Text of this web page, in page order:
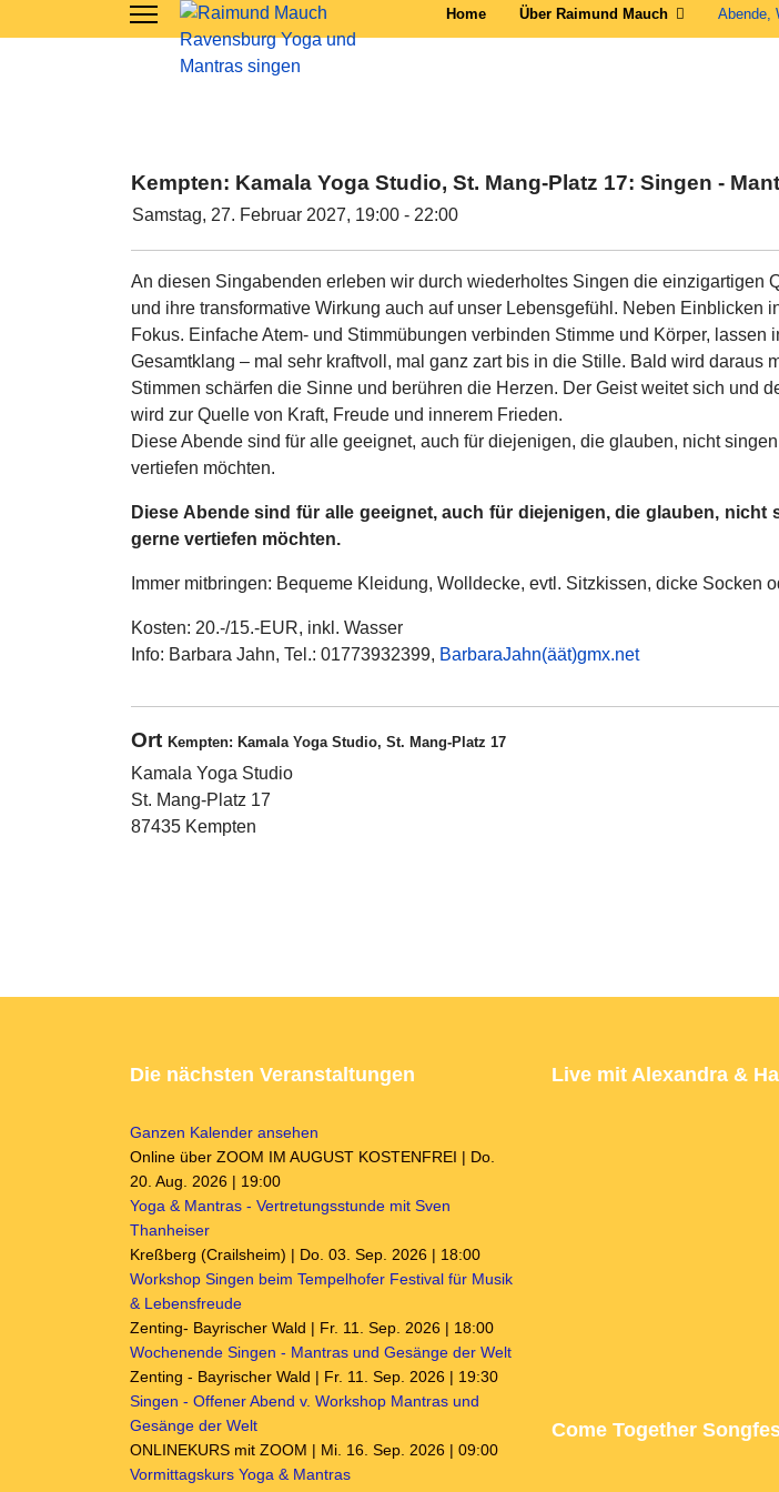
Home Über Raimund Mauch Abende,
Kempten: Kamala Yoga Studio, St. Mang-Platz 17: Singen -
Samstag, 27. Februar 2027, 19:00 - 22:00
An diesen Singabenden erleben wir durch wiederholtes Singen die einzigartigen
und ihre transformative Wirkung auch auf unser Lebensgefühl. Neben
Fokus. Einfache Atem- und Stimmübungen verbinden Stimme und Körper,
Gesamtklang – mal sehr kraftvoll, mal ganz zart bis in die Stille. Bald wird
Stimmen schärfen die Sinne und berühren die Herzen. Der Geist weitet sich und
wird zur Quelle von Kraft, Freude und innerem Frieden.
Diese Abende sind für alle geeignet, auch für diejenigen, die glauben, nicht
vertiefen möchten.
Diese Abende sind für alle geeignet, auch für diejenigen, die glauben,
gerne vertiefen möchten.
Immer mitbringen: Bequeme Kleidung, Wolldecke, evtl. Sitzkissen, dicke Socken
Kosten: 20.-/15.-EUR, inkl. Wasser
Info: Barbara Jahn, Tel.: 01773932399, BarbaraJahn(äät)gmx.net
Ort Kempten: Kamala Yoga Studio, St. Mang-Platz 17
Kamala Yoga Studio
St. Mang-Platz 17
87435 Kempten
Die nächsten Veranstaltungen
Ganzen Kalender ansehen
Online über ZOOM IM AUGUST KOSTENFREI | Do.
20. Aug. 2026 | 19:00
Yoga & Mantras - Vertretungsstunde mit Sven
Thanheiser
Kreßberg (Crailsheim) | Do. 03. Sep. 2026 | 18:00
Workshop Singen beim Tempelhofer Festival für Musik
& Lebensfreude
Zenting- Bayrischer Wald | Fr. 11. Sep. 2026 | 18:00
Wochenende Singen - Mantras und Gesänge der Welt
Zenting - Bayrischer Wald | Fr. 11. Sep. 2026 | 19:30
Singen - Offener Abend v. Workshop Mantras und
Gesänge der Welt
ONLINEKURS mit ZOOM | Mi. 16. Sep. 2026 | 09:00
Vormittagskurs Yoga & Mantras
Live mit Alexandra &
Come Together